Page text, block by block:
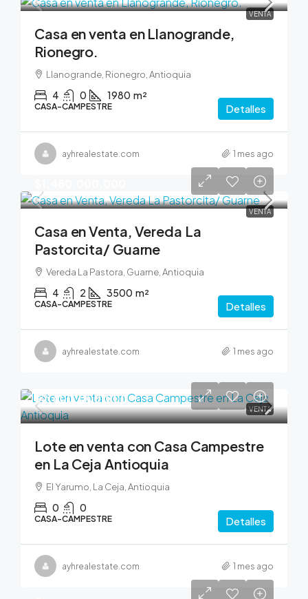
VENTA
Casa en venta en Llanogrande,
Rionegro.
Llanogrande, Rionegro, Antioquia
4 0 1980 m²
CASA-CAMPESTRE Detalles
ayhrealestate.com 1 mes ago
VENTA
Casa en Venta, Vereda La
Pastorcita/ Guarne
Vereda La Pastora, Guarne, Antioquia
4 2 3500 m²
CASA-CAMPESTRE Detalles
ayhrealestate.com 1 mes ago
VENTA
$2,600,000,000
Lote en venta con Casa Campestre
en La Ceja Antioquia
El Yarumo, La Ceja, Antioquia
0 0
CASA-CAMPESTRE Detalles
ayhrealestate.com 1 mes ago